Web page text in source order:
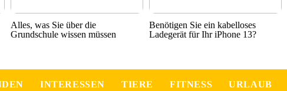
Alles, was Sie über die
Grundschule wissen müssen
Benötigen Sie ein kabelloses
Ladegerät für Ihr iPhone 13?
INTERESSEN TIERE FITNESS URLAUB